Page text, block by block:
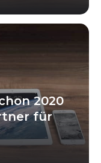
2020
für